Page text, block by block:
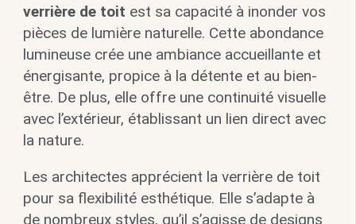
verrière de toit est sa capacité à inonder vos
pièces de lumière naturelle. Cette abondance
lumineuse crée une ambiance accueillante et
énergisante, propice à la détente et au bien-
être. De plus, elle offre une continuité visuelle
avec l’extérieur, établissant un lien direct avec
la nature.
Les architectes apprécient la verrière de toit
pour sa flexibilité esthétique. Elle s’adapte à
de nombreux styles, qu’il s’agisse de designs